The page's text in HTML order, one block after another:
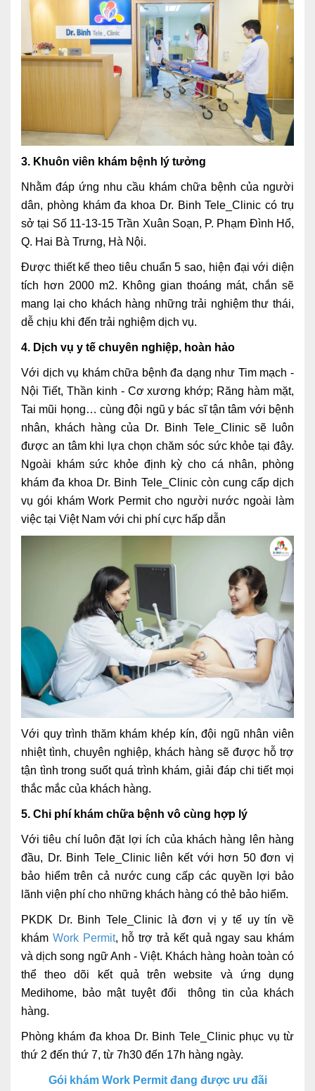
3. Khuôn viên khám bệnh lý tưởng
Nhằm đáp ứng nhu cầu khám chữa bệnh của người
dân, phòng khám đa khoa Dr. Binh Tele_Clinic có trụ
sở tại Số 11-13-15 Trần Xuân Soạn, P. Phạm Đình Hổ,
Q. Hai Bà Trưng, Hà Nội.
Được thiết kế theo tiêu chuẩn 5 sao, hiện đại với diện
tích hơn 2000 m2. Không gian thoáng mát, chắn sẽ
mang lại cho khách hàng những trải nghiệm thư thái,
dễ chịu khi đến trải nghiệm dịch vụ.
4. Dịch vụ y tế chuyên nghiệp, hoàn hảo
Với dịch vụ khám chữa bệnh đa dạng như Tim mạch -
Nội Tiết, Thần kinh - Cơ xương khớp; Răng hàm mặt,
Tai mũi họng… cùng đội ngũ y bác sĩ tận tâm với bệnh
nhân, khách hàng của Dr. Binh Tele_Clinic sẽ luôn
được an tâm khi lựa chọn chăm sóc sức khỏe tại đây.
Ngoài khám sức khỏe định kỳ cho cá nhân, phòng
khám đa khoa Dr. Binh Tele_Clinic còn cung cấp dịch
vụ gói khám Work Permit cho người nước ngoài làm
việc tại Việt Nam với chi phí cực hấp dẫn
Với quy trình thăm khám khép kín, đội ngũ nhân viên
nhiệt tình, chuyên nghiệp, khách hàng sẽ được hỗ trợ
tận tình trong suốt quá trình khám, giải đáp chi tiết mọi
thắc mắc của khách hàng.
5. Chi phí khám chữa bệnh vô cùng hợp lý
Với tiêu chí luôn đặt lợi ích của khách hàng lên hàng
đầu, Dr. Binh Tele_Clinic liên kết với hơn 50 đơn vị
bảo hiểm trên cả nước cung cấp các quyền lợi bảo
lãnh viện phí cho những khách hàng có thẻ bảo hiểm.
PKDK Dr. Binh Tele_Clinic là đơn vị y tế uy tín về
khám Work Permit, hỗ trợ trả kết quả ngay sau khám
và dịch song ngữ Anh - Việt. Khách hàng hoàn toàn có
thể theo dõi kết quả trên website và ứng dụng
Medihome, bảo mật tuyệt đối thông tin của khách
hàng.
Phòng khám đa khoa Dr. Binh Tele_Clinic phục vụ từ
thứ 2 đến thứ 7, từ 7h30 đến 17h hàng ngày.
Gói khám Work Permit đang được ưu đãi